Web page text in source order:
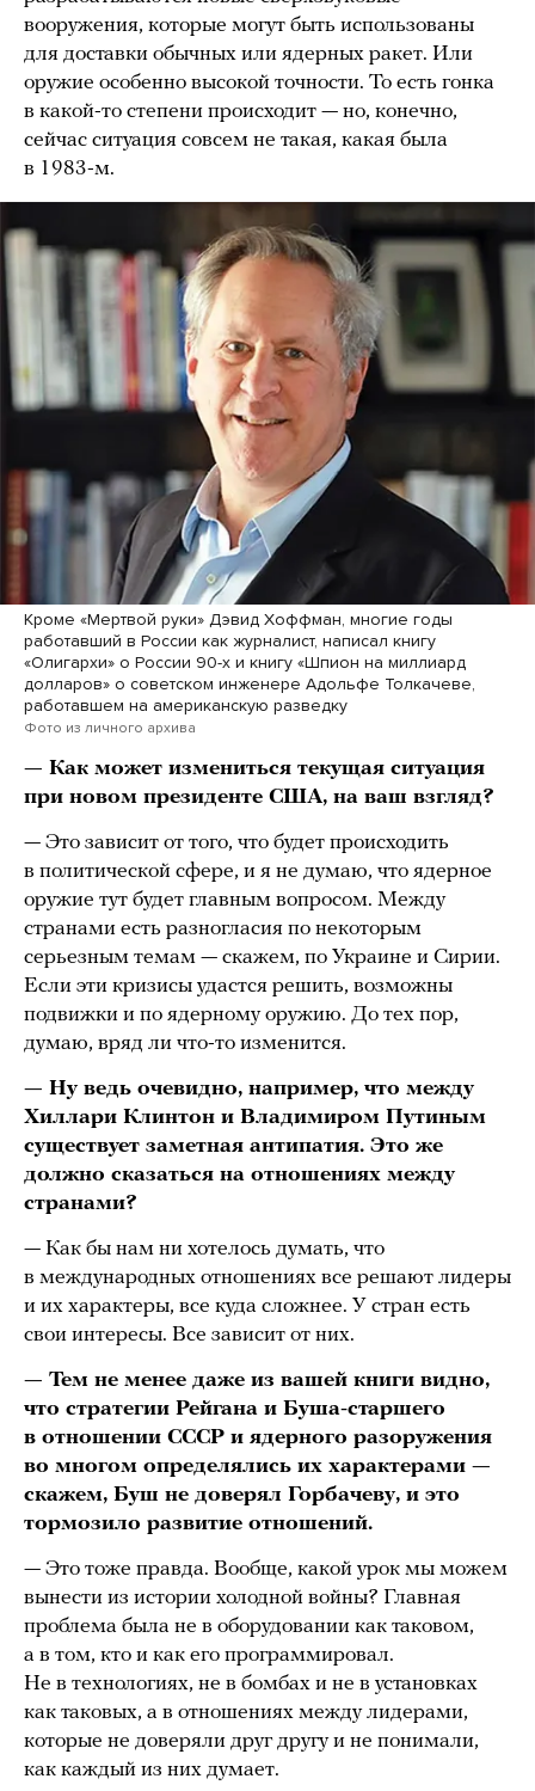
вооружения, которые могут быть использованы
для доставки обычных или ядерных ракет. Или
оружие особенно высокой точности. То есть гонка
в какой-то степени происходит — но, конечно,
сейчас ситуация совсем не такая, какая была
в 1983-м.
Кроме «Мертвой руки» Дэвид Хоффман, многие годы
работавший в России как журналист, написал книгу
«Олигархи» о России 90-х и книгу «Шпион на миллиард
долларов» о советском инженере Адольфе Толкачеве,
работавшем на американскую разведку
Фото из личного архива
— Как может измениться текущая ситуация
при новом президенте США, на ваш взгляд?
— Это зависит от того, что будет происходить
в политической сфере, и я не думаю, что ядерное
оружие тут будет главным вопросом. Между
странами есть разногласия по некоторым
серьезным темам — скажем, по Украине и Сирии.
Если эти кризисы удастся решить, возможны
подвижки и по ядерному оружию. До тех пор,
думаю, вряд ли что-то изменится.
— Ну ведь очевидно, например, что между
Хиллари Клинтон и Владимиром Путиным
существует заметная антипатия. Это же
должно сказаться на отношениях между
странами?
— Как бы нам ни хотелось думать, что
в международных отношениях все решают лидеры
и их характеры, все куда сложнее. У стран есть
свои интересы. Все зависит от них.
— Тем не менее даже из вашей книги видно,
что стратегии Рейгана и Буша-старшего
в отношении СССР и ядерного разоружения
во многом определялись их характерами —
скажем, Буш не доверял Горбачеву, и это
тормозило развитие отношений.
— Это тоже правда. Вообще, какой урок мы можем
вынести из истории холодной войны? Главная
проблема была не в оборудовании как таковом,
а в том, кто и как его программировал.
Не в технологиях, не в бомбах и не в установках
как таковых, а в отношениях между лидерами,
которые не доверяли друг другу и не понимали,
как каждый из них думает.